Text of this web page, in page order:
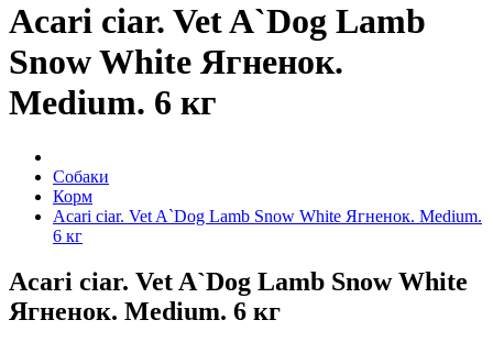
Acari ciar. Vet A`Dog Lamb
Snow White Ягненок.
Medium. 6 кг
Собаки
Корм
Acari ciar. Vet A`Dog Lamb Snow White Ягненок. Medium.
6 кг
Acari ciar. Vet A`Dog Lamb Snow White
Ягненок. Medium. 6 кг